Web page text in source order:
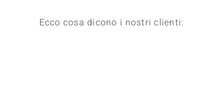
Ecco cosa dicono i nostri clienti: